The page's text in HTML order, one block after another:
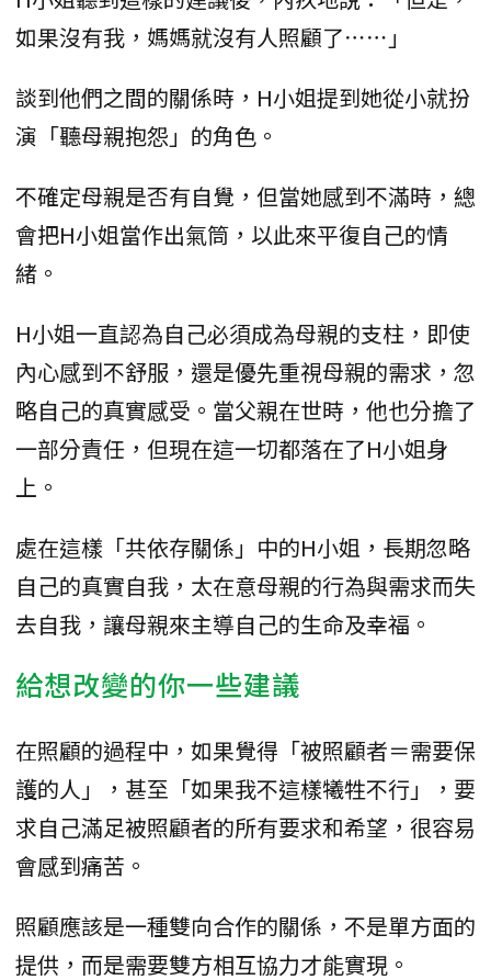
如果沒有我，媽媽就沒有人照顧了⋯⋯」
談到他們之間的關係時，H小姐提到她從小就扮
演「聽母親抱怨」的角色。
不確定母親是否有自覺，但當她感到不滿時，總
會把H小姐當作出氣筒，以此來平復自己的情
緒。
H小姐一直認為自己必須成為母親的支柱，即使
內心感到不舒服，還是優先重視母親的需求，忽
略自己的真實感受。當父親在世時，他也分擔了
一部分責任，但現在這一切都落在了H小姐身
上。
處在這樣「共依存關係」中的H小姐，長期忽略
自己的真實自我，太在意母親的行為與需求而失
去自我，讓母親來主導自己的生命及幸福。
給想改變的你一些建議
在照顧的過程中，如果覺得「被照顧者＝需要保
護的人」，甚至「如果我不這樣犧牲不行」，要
求自己滿足被照顧者的所有要求和希望，很容易
會感到痛苦。
照顧應該是一種雙向合作的關係，不是單方面的
提供，而是需要雙方相互協力才能實現。